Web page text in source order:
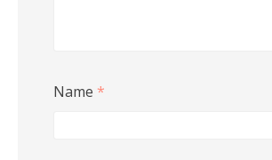
Name *